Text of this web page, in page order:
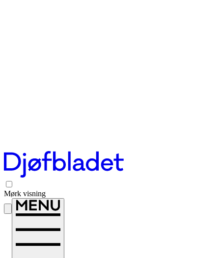
Mørk visning